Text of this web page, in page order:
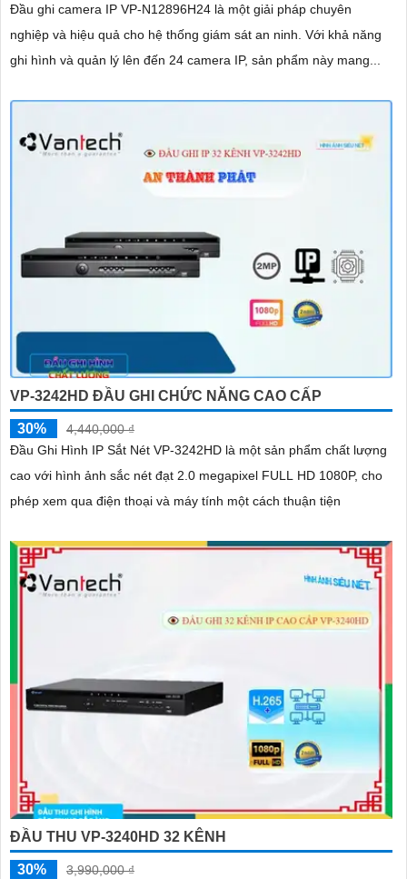
Đầu ghi camera IP VP-N12896H24 là một giải pháp chuyên
nghiệp và hiệu quả cho hệ thống giám sát an ninh. Với khả năng
ghi hình và quản lý lên đến 24 camera IP, sản phẩm này mang...
VP-3242HD ĐẦU GHI CHỨC NĂNG CAO CẤP
30%
4,440,000 ₫
Đầu Ghi Hình IP Sắt Nét VP-3242HD là một sản phẩm chất lượng
cao với hình ảnh sắc nét đạt 2.0 megapixel FULL HD 1080P, cho
phép xem qua điện thoại và máy tính một cách thuận tiện
ĐẦU THU VP-3240HD 32 KÊNH
30%
3,990,000 ₫